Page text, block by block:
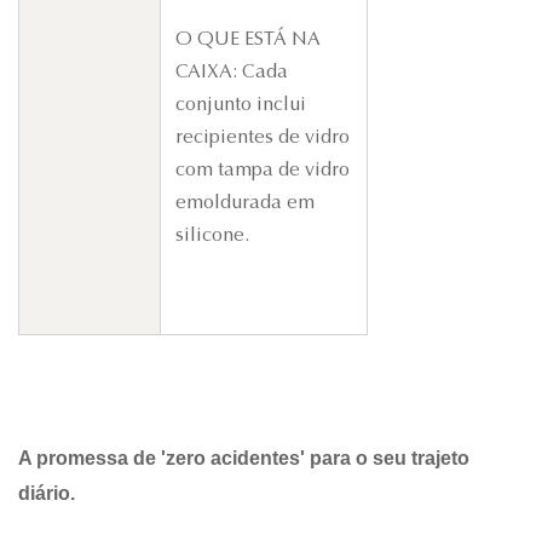
O QUE ESTÁ NA
CAIXA: Cada
conjunto inclui
recipientes de vidro
com tampa de vidro
emoldurada em
silicone.
A promessa de 'zero acidentes' para o seu trajeto
diário.